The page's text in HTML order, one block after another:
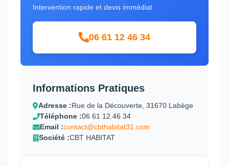
Intervention rapide et devis immédiat
06 61 12 46 34
Informations Pratiques
Adresse :Rue de la Découverte, 31670 Labège
Téléphone :06 61 12 46 34
Email :contact@cbthabitat31.com
Société :CBT HABITAT